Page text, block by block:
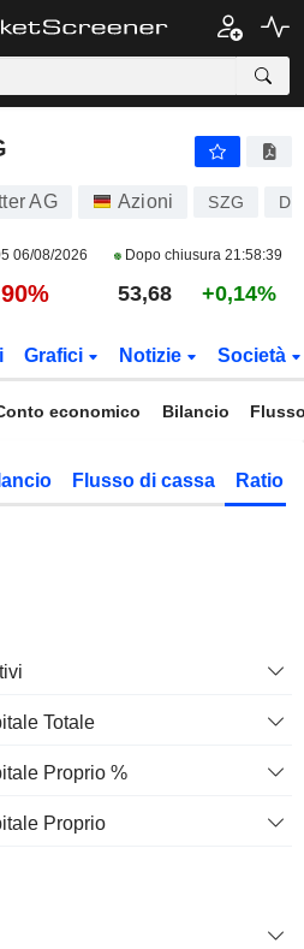
AG Azioni SZG
06/08/2026 Dopo chiusura 21:58:39
53,68 +0,14%
Grafici Notizie Società
economico Bilancio
Flusso di cassa Ratio
Totale
Proprio %
Proprio